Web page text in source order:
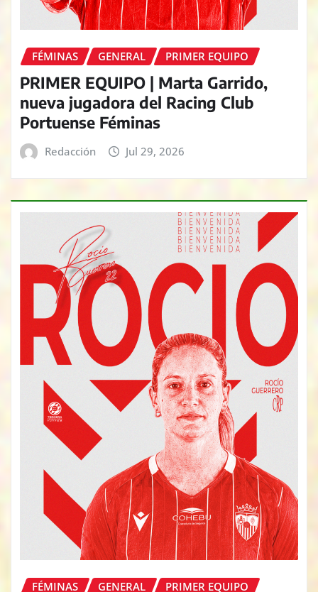
FÉMINAS GENERAL PRIMER EQUIPO
PRIMER EQUIPO | Marta Garrido,
nueva jugadora del Racing Club
Portuense Féminas
Redacción Jul 29, 2026
FÉMINAS GENERAL PRIMER EQUIPO